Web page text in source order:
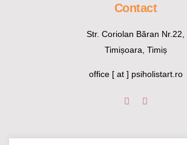
Contact
Str. Coriolan Băran Nr.22,
Timișoara, Timiș
office [ at ] psiholistart.ro